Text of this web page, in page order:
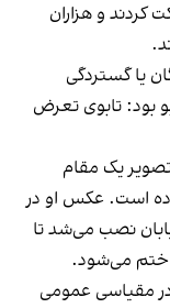
کردند و هزاران
یا گستردگی
بود: تابوی تعرض
یک مقام
است. عکس او در
نصب می‌شد تا
ختم می‌شود.
در مقیاسی عمومی